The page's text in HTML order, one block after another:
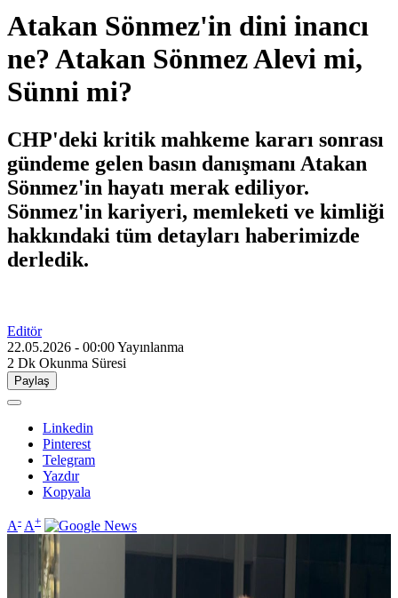
Atakan Sönmez'in dini inancı
ne? Atakan Sönmez Alevi mi,
Sünni mi?
CHP'deki kritik mahkeme kararı sonrası
gündeme gelen basın danışmanı Atakan
Sönmez'in hayatı merak ediliyor.
Sönmez'in kariyeri, memleketi ve kimliği
hakkındaki tüm detayları haberimizde
derledik.
Editör
22.05.2026 - 00:00Yayınlanma
2 Dk Okunma Süresi
Paylaş
Linkedin
Pinterest
Telegram
Yazdır
Kopyala
A- A+